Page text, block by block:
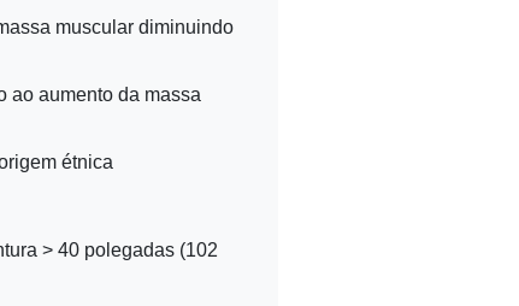
muscular diminuindo
ao aumento da massa
étnica
> 40 polegadas (102